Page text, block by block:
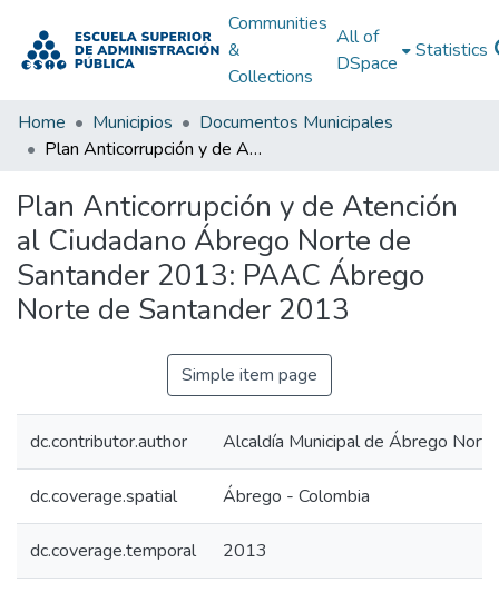
Communities
&
Collections
All of
DSpace
Statistics
Home Municipios
Documentos Municipales
Plan Anticorrupción y de Atención al Ciudadano Ábrego Norte de Santander 2013: PAAC Ábrego Norte de Santander 2013
Plan Anticorrupción y de Atención
al Ciudadano Ábrego Norte de
Santander 2013: PAAC Ábrego
Norte de Santander 2013
Simple item page
dc.contributor.author Alcaldía Municipal de Ábrego
dc.coverage.spatial Ábrego - Colombia
dc.coverage.temporal 2013